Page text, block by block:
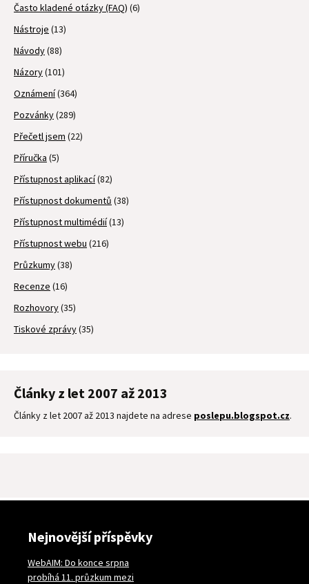
Často kladené otázky (FAQ) (6)
Nástroje (13)
Návody(88)
Názory(101)
Oznámení(364)
Pozvánky(289)
Přečetl jsem (22)
Příručka (5)
Přístupnost aplikací(82)
Přístupnost dokumentů (38)
Přístupnost multimédií(13)
Přístupnost webu (216)
Průzkumy(38)
Recenze (16)
Rozhovory(35)
Tiskové zprávy(35)
Články z let 2007 až 2013
Články z let 2007 až 2013 najdete na adrese poslepu.blogspot.cz.
Nejnovější příspěvky
WebAIM: Do konce srpna
probíhá 11. průzkum mezi